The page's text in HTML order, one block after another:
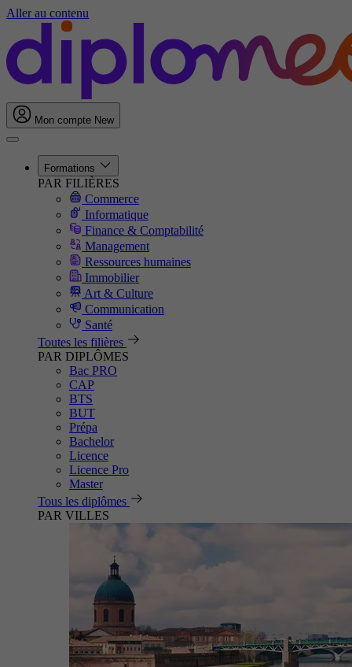
Aller au contenu
Mon compte New
Formations
PAR FILIÈRES
Commerce
Informatique
Finance & Comptabilité
Management
Ressources humaines
Immobilier
Art & Culture
Communication
Santé
Toutes les filières
PAR DIPLÔMES
Bac PRO
CAP
BTS
BUT
Prépa
Bachelor
Licence
Licence Pro
Master
Tous les diplômes
PAR VILLES